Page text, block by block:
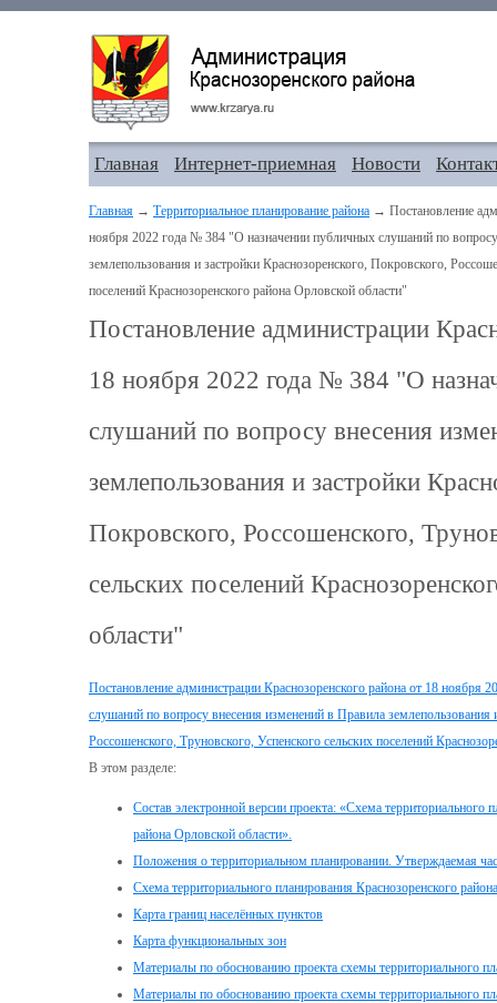
Главная Интернет-приемная Новости
Главная → Территориальное планирование района → Постановление
ноября 2022 года № 384 "О назначении публичных слушаний по
землепользования и застройки Краснозоренского, Покровского,
поселений Краснозоренского района Орловской области"
Постановление администрации
18 ноября 2022 года № 384 "О
слушаний по вопросу внесения
землепользования и застройки
Покровского, Россошенского,
сельских поселений
области"
Постановление администрации Краснозоренского района от 18
слушаний по вопросу внесения изменений в Правила землепользования
Россошенского, Труновского, Успенского сельских поселений
В этом разделе:
Состав электронной версии проекта: «Схема территориального
района Орловской области».
Положения о территориальном планировании. Утверждаемая
Схема территориального планирования Краснозоренского района
Карта границ населённых пунктов
Карта функциональных зон
Материалы по обоснованию проекта схемы территориального
Материалы по обоснованию проекта схемы территориального